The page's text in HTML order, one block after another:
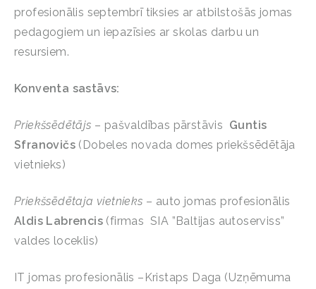
profesionālis septembrī tiksies ar atbilstošās jomas
pedagogiem un iepazīsies ar skolas darbu un
resursiem.
Konventa sastāvs:
Priekšsēdētājs – pašvaldības pārstāvis Guntis
Sfranovičs (Dobeles novada domes priekšsēdētāja
vietnieks)
Priekšsēdētaja vietnieks – auto jomas profesionālis
Aldis Labrencis (firmas SIA ”Baltijas autoserviss”
valdes loceklis)
IT jomas profesionālis –Kristaps Daga (Uzņēmuma